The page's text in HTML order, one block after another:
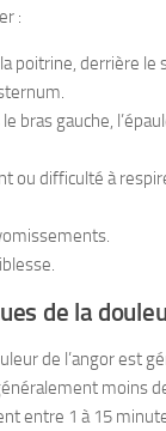
:
poitrine, derrière le
bras gauche,
ou difficulté à
de la
de l’angor est
moins
entre 1 à 15